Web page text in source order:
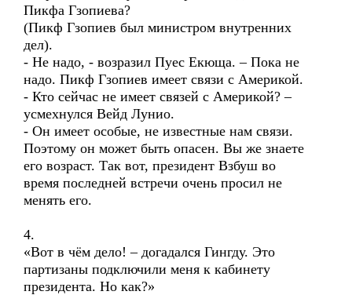
Пикфа Гзопиева?
(Пикф Гзопиев был министром внутренних
дел).
- Не надо, - возразил Пуес Екюща. – Пока не
надо. Пикф Гзопиев имеет связи с Америкой.
- Кто сейчас не имеет связей с Америкой? –
усмехнулся Вейд Лунио.
- Он имеет особые, не известные нам связи.
Поэтому он может быть опасен. Вы же знаете
его возраст. Так вот, президент Взбуш во
время последней встречи очень просил не
менять его.
4.
«Вот в чём дело! – догадался Гингду. Это
партизаны подключили меня к кабинету
президента. Но как?»